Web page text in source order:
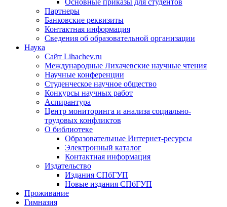
Основные приказы для студентов
Партнеры
Банковские реквизиты
Контактная информация
Сведения об образовательной организации
Наука
Сайт Lihachev.ru
Международные Лихачевские научные чтения
Научные конференции
Студенческое научное общество
Конкурсы научных работ
Аспирантура
Центр мониторинга и анализа социально-
трудовых конфликтов
О библиотеке
Образовательные Интернет-ресурсы
Электронный каталог
Контактная информация
Издательство
Издания СПбГУП
Новые издания СПбГУП
Проживание
Гимназия